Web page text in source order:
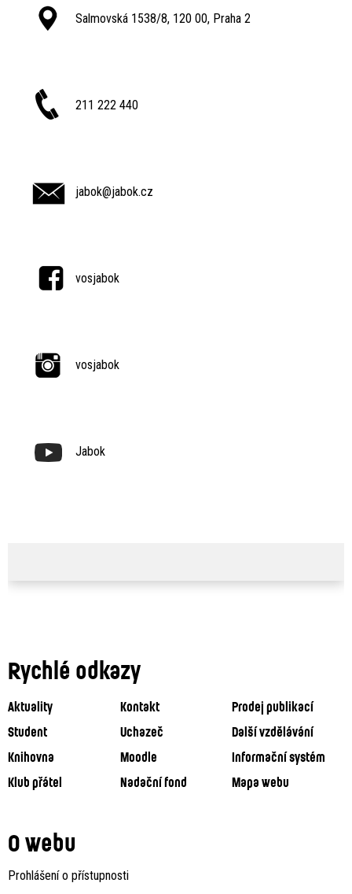
Salmovská 1538/8, 120 00, Praha 2
211 222 440
jabok@jabok.cz
vosjabok
vosjabok
Jabok
Rychlé odkazy
Aktuality Kontakt
Prodej publikací
Student
Uchazeč
Další vzdělávání
Knihovna
Moodle
Informační systém
Klub přátel
Nadační fond Mapa webu
O webu
Prohlášení o přístupnosti